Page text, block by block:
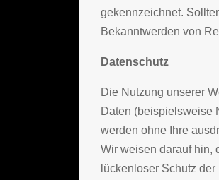
gekennzeichnet.
Bekanntwerden von
Datenschutz
Die Nutzung unserer
Daten (beispielsweise
werden ohne Ihre
Wir weisen darauf hin,
lückenloser Schutz